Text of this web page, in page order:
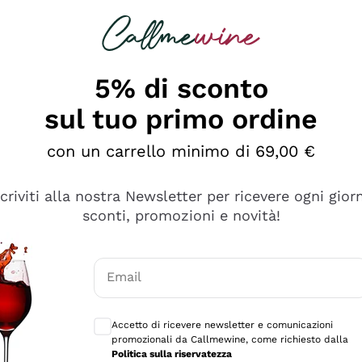
diversi e con un ampio range di prezzo. Le
5% di sconto
sul tuo primo ordine
con un carrello minimo di 69,00 €
alla nostra Newsletter per ricevere ogni
sconti, promozioni e novità!
Email
Accetto di ricevere newsletter e comunicazioni
promozionali da Callmewine, come richiesto dalla
Politica sulla riservatezza